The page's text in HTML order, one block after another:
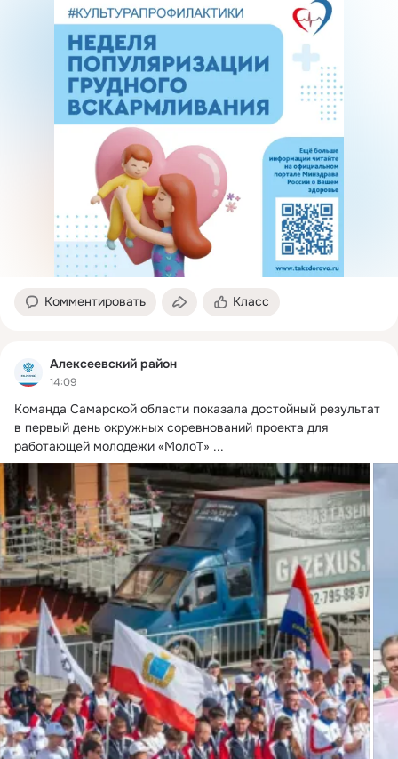
Комментировать Класс
Алексеевский район
14:09
Команда Самарской области показала достойный результат
в первый день окружных соревнований проекта для
работающей молодежи «МолоТ» ...